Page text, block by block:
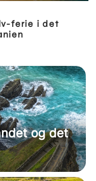
ferie i det
og det